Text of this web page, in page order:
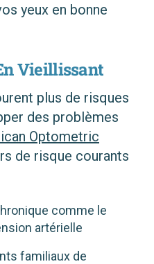
yeux en bonne
Vieillissant
plus de risques
des problèmes
Optometric
de risque courants
comme le
artérielle
familiaux de